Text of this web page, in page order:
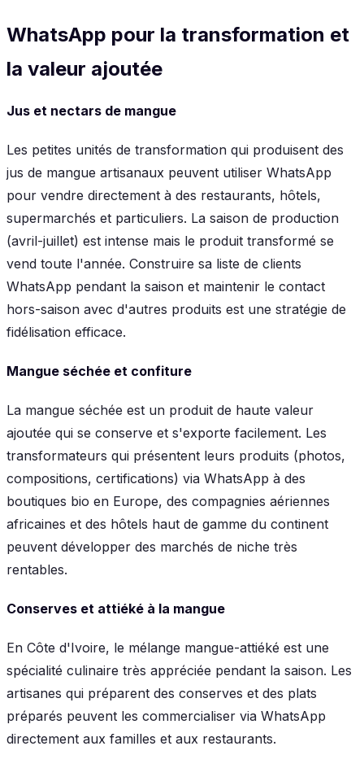
WhatsApp pour la transformation et
la valeur ajoutée
Jus et nectars de mangue
Les petites unités de transformation qui produisent des
jus de mangue artisanaux peuvent utiliser WhatsApp
pour vendre directement à des restaurants, hôtels,
supermarchés et particuliers. La saison de production
(avril-juillet) est intense mais le produit transformé se
vend toute l'année. Construire sa liste de clients
WhatsApp pendant la saison et maintenir le contact
hors-saison avec d'autres produits est une stratégie de
fidélisation efficace.
Mangue séchée et confiture
La mangue séchée est un produit de haute valeur
ajoutée qui se conserve et s'exporte facilement. Les
transformateurs qui présentent leurs produits (photos,
compositions, certifications) via WhatsApp à des
boutiques bio en Europe, des compagnies aériennes
africaines et des hôtels haut de gamme du continent
peuvent développer des marchés de niche très
rentables.
Conserves et attiéké à la mangue
En Côte d'Ivoire, le mélange mangue-attiéké est une
spécialité culinaire très appréciée pendant la saison. Les
artisanes qui préparent des conserves et des plats
préparés peuvent les commercialiser via WhatsApp
directement aux familles et aux restaurants.